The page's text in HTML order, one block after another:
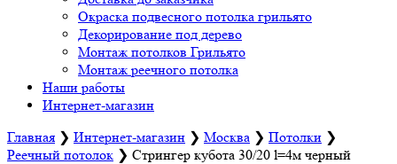
Окраска подвесного потолка грильято
Декорирование под дерево
Монтаж потолков Грильято
Монтаж реечного потолка
Наши работы
Интернет-магазин
Главная ❯ Интернет-магазин ❯ Москва ❯ Потолки ❯
Реечный потолок ❯ Стрингер кубота 30/20 l=4м черный